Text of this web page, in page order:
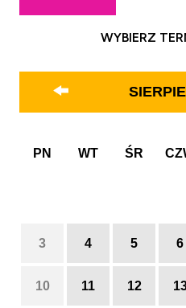
WYBIERZ
PN WT ŚR
3 4 5 6
10 11 12